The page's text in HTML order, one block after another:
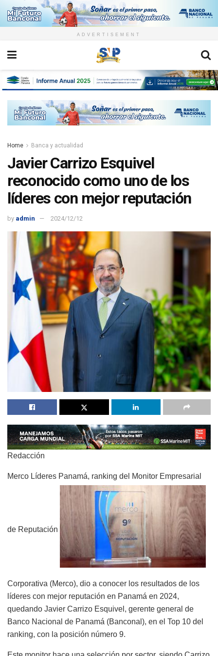
ADVERTISEMENT
Home Banca y actualidad
Javier Carrizo Esquivel
reconocido como uno de los
líderes con mejor reputación
by admin 2024/12/12
Redacción
Merco Líderes Panamá, ranking del Monitor Empresarial
de Reputación
Corporativa (Merco), dio a conocer los resultados de los
líderes con mejor reputación en Panamá en 2024,
quedando Javier Carrizo Esquivel, gerente general de
Banco Nacional de Panamá (Banconal), en el Top 10 del
ranking, con la posición número 9.